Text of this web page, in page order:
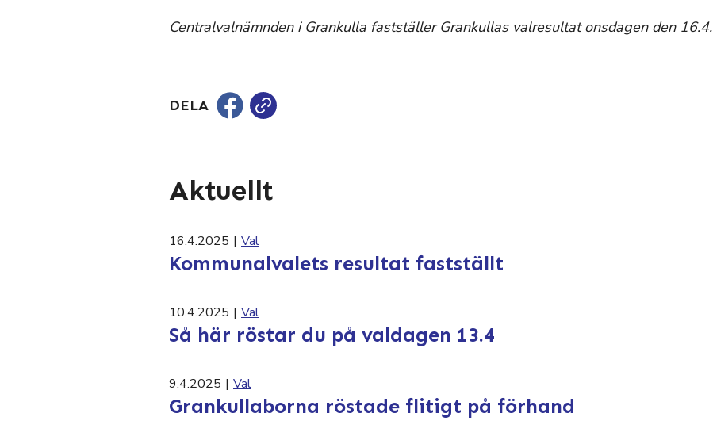
Centralvalnämnden i Grankulla fastställer Grankullas valresultat onsdagen den 16.4.
DELA
Aktuellt
16.4.2025 | Val
Kommunalvalets resultat fastställt
10.4.2025 | Val
Så här röstar du på valdagen 13.4
9.4.2025 | Val
Grankullaborna röstade flitigt på förhand